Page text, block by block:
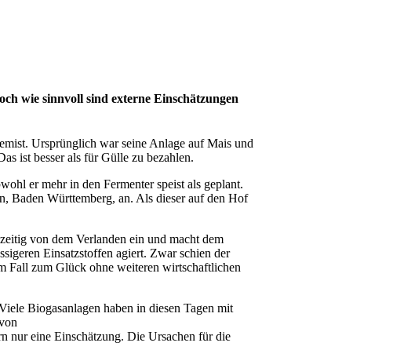
wie sinnvoll sind externe Einschätzungen
Ursprünglich war seine Anlage auf Mais und
ist besser als für Gülle zu bezahlen.
er mehr in den Fermenter speist als geplant.
Baden Württemberg, an. Als dieser auf den Hof
von dem Verlanden ein und macht dem
Einsatzstoffen agiert. Zwar schien der
Fall zum Glück ohne weiteren wirtschaftlichen
Biogasanlagen haben in diesen Tagen mit
nur eine Einschätzung. Die Ursachen für die